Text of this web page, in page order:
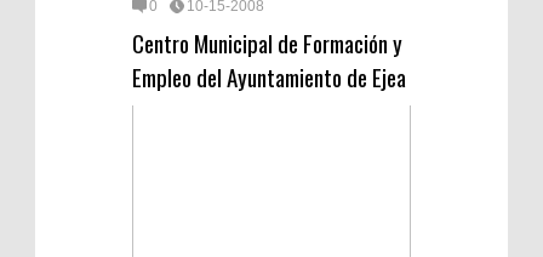
0 10-15-2008
Centro Municipal de Formación y
Empleo del Ayuntamiento de Ejea